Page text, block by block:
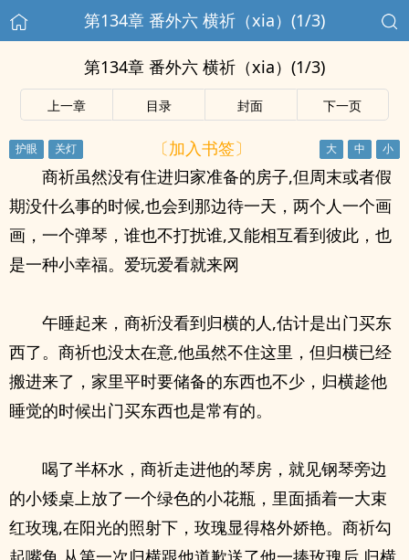
第134章 番外六 横祈（xia）(1/3)
第134章 番外六 横祈（xia）(1/3)
上一章 目录 封面 下一页
〔加入书签〕
商祈虽然没有住进归家准备的房子,但周末或者假
期没什么事的时候,也会到那边待一天，两个人一个画
画，一个弹琴，谁也不打扰谁,又能相互看到彼此，也
是一种小幸福。爱玩爱看就来网
午睡起来，商祈没看到归横的人,估计是出门买东
西了。商祈也没太在意,他虽然不住这里，但归横已经
搬进来了，家里平时要储备的东西也不少，归横趁他
睡觉的时候出门买东西也是常有的。
喝了半杯水，商祈走进他的琴房，就见钢琴旁边
的小矮桌上放了一个绿色的小花瓶，里面插着一大束
红玫瑰,在阳光的照射下，玫瑰显得格外娇艳。商祈勾